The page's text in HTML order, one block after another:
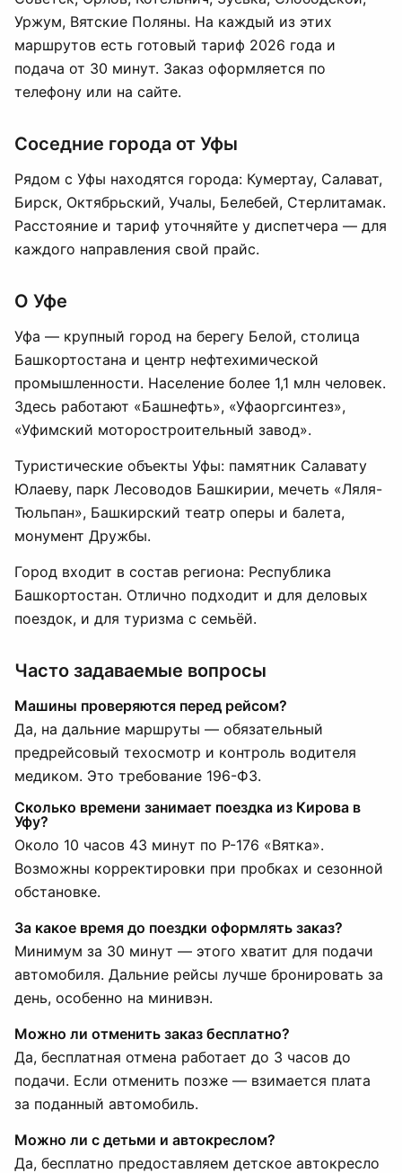
Уржум, Вятские Поляны. На каждый из этих
маршрутов есть готовый тариф 2026 года и
подача от 30 минут. Заказ оформляется по
телефону или на сайте.
Соседние города от Уфы
Рядом с Уфы находятся города: Кумертау, Салават,
Бирск, Октябрьский, Учалы, Белебей, Стерлитамак.
Расстояние и тариф уточняйте у диспетчера — для
каждого направления свой прайс.
О Уфе
Уфа — крупный город на берегу Белой, столица
Башкортостана и центр нефтехимической
промышленности. Население более 1,1 млн человек.
Здесь работают «Башнефть», «Уфаоргсинтез»,
«Уфимский моторостроительный завод».
Туристические объекты Уфы: памятник Салавату
Юлаеву, парк Лесоводов Башкирии, мечеть «Ляля-
Тюльпан», Башкирский театр оперы и балета,
монумент Дружбы.
Город входит в состав региона: Республика
Башкортостан. Отлично подходит и для деловых
поездок, и для туризма с семьёй.
Часто задаваемые вопросы
Машины проверяются перед рейсом?
Да, на дальние маршруты — обязательный
предрейсовый техосмотр и контроль водителя
медиком. Это требование 196-ФЗ.
Сколько времени занимает поездка из Кирова в
Уфу?
Около 10 часов 43 минут по Р-176 «Вятка».
Возможны корректировки при пробках и сезонной
обстановке.
За какое время до поездки оформлять заказ?
Минимум за 30 минут — этого хватит для подачи
автомобиля. Дальние рейсы лучше бронировать за
день, особенно на минивэн.
Можно ли отменить заказ бесплатно?
Да, бесплатная отмена работает до 3 часов до
подачи. Если отменить позже — взимается плата
за поданный автомобиль.
Можно ли с детьми и автокреслом?
Да, бесплатно предоставляем детское автокресло